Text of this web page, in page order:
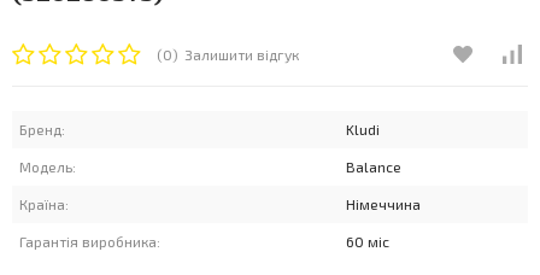
(0) Залишити відгук
Бренд: Kludi
Модель: Balance
Країна: Німеччина
Гарантія виробника: 60 міс